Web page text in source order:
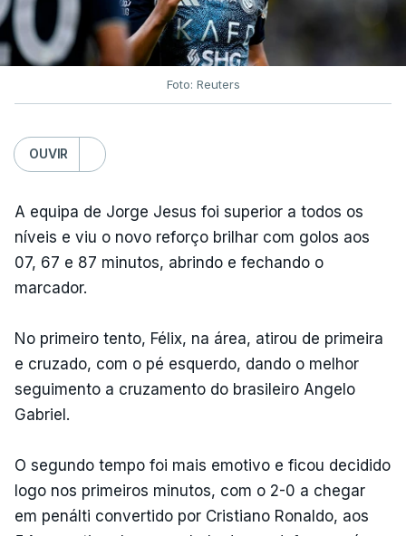
Foto: Reuters
OUVIR
A equipa de Jorge Jesus foi superior a todos os
níveis e viu o novo reforço brilhar com golos aos
07, 67 e 87 minutos, abrindo e fechando o
marcador.
No primeiro tento, Félix, na área, atirou de primeira
e cruzado, com o pé esquerdo, dando o melhor
seguimento a cruzamento do brasileiro Angelo
Gabriel.
O segundo tempo foi mais emotivo e ficou decidido
logo nos primeiros minutos, com o 2-0 a chegar
em penálti convertido por Cristiano Ronaldo, aos